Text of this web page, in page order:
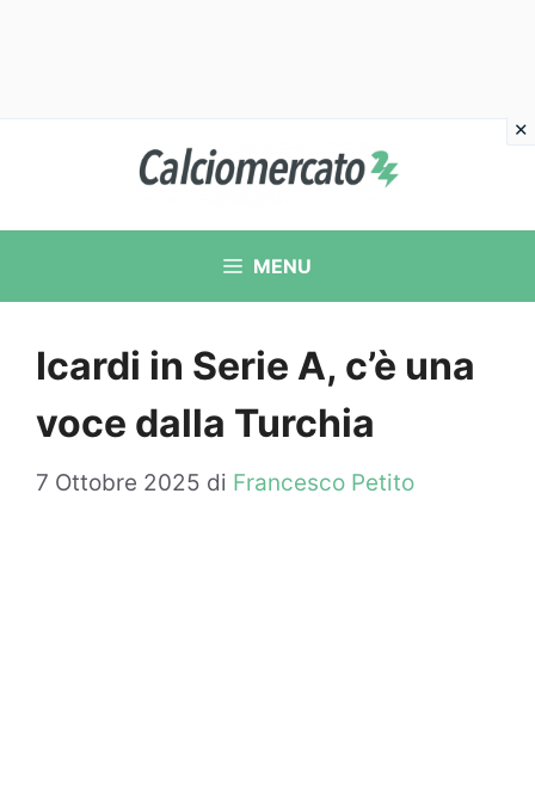
contenuto
MENU
Icardi in Serie A, c’è una
voce dalla Turchia
7 Ottobre 2025 di Francesco Petito